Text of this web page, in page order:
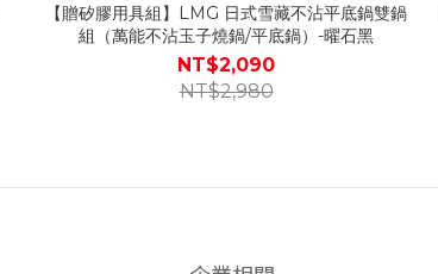
【贈矽膠用具組】LMG 日式雪藏不沾平底鍋雙鍋
組（萬能不沾玉子燒鍋/平底鍋）-曜石黑
NT$2,090
NT$2,980